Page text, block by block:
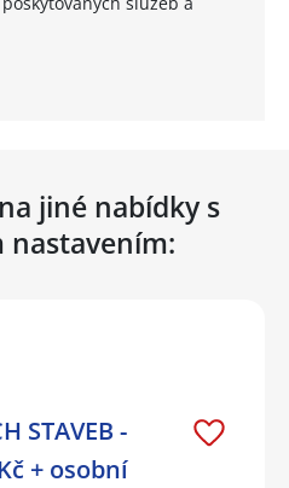
jiné nabídky s
nastavením:
STAVEB -
+ osobní